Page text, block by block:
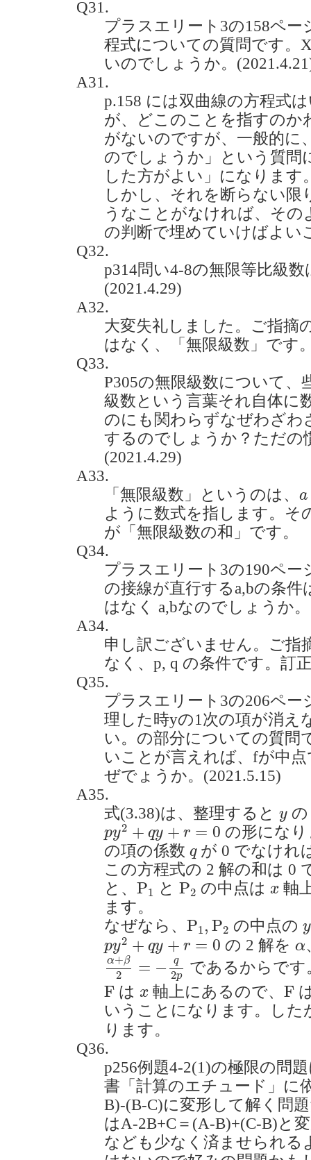
Q31.
プラスエリート3の158ペ
程式についての質問です。
いのでしょうか。
A31.
p.158 には双曲線の方程式
が、どこのことを指すのか
がないのですが、一般的に
のでしょうか」という質問
した方がよい」になります
しかし、それを断らない限
うなことがなければ、その
の判断で埋めていけばよい
Q32.
p314問い4-8の無限等比級
(2021.4.29)
A32.
大変失礼しました。ご指摘
はなく、「無限級数」です
Q33.
P305の無限級数について、
級数という言葉それ自体に
のにも関わらずなぜわざわ
するのでしょうか？ただの
(2021.4.29)
A33.
「無限級数」というのは、 a
ように数式を指します。そ
が「無限級数の和」です。
Q34.
プラスエリート3の190ペ
の接線が直行するa,bの条件
はなく a,bなのでしょうか
A34.
申し訳ございません。ご指
なく、p, q の条件です。訂
Q35.
プラスエリート3の206ペ
理した時yの1次の項が消え
い。の部分についての質問
いことが言えれば、fが中
ぜでょうか。(2021.5.15)
A35.
式(3.38)は、整理すると y
y
py2 + qy + r = 0
py2+qy+r=0
の形にな
の項の係数 q
qが 0 でなけれ
この方程式の 2 解の和は 0
と、 P1
P1 とP2
P2 の中点は x
x 軸
ます。
なぜなら、 P1 , P2
P1 P2 の中点のy
y
py2 + qy + r = 0
py 2+qy +r = 0 の 2 解を α
α
α+β
2 = − q
2p
α+β 2 =−q 2p
であるからです
F
F は x
x 軸上にあるので、 F
F
いうことになります。した
ります。
Q36.
p256例題4-2(1)の極限の問
書「計算のエチュード」に
B)-(B-C)に変形して解く問
はA-2B+C＝(A-B)+(C-B)と
なども少なく済ませられる